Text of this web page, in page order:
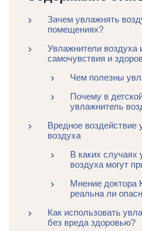
Зачем увлажнять
помещениях?
Увлажнители воздуха
самочувствия и
Чем полезны
Почему в
увлажнитель
Вредное воздействие
воздуха
В каких случаях
воздуха могут
Мнение доктора
реальна ли
Как использовать
без вреда здоровью?